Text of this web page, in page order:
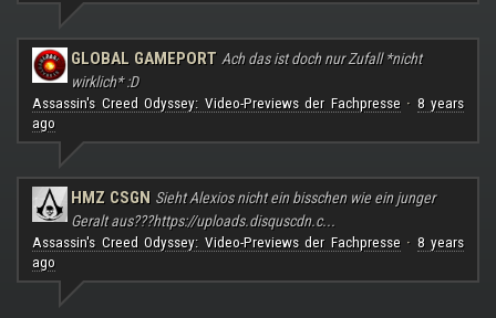
GLOBAL GAMEPORT Ach das ist doch nur Zufall *nicht
wirklich* :D
Assassin's Creed Odyssey: Video-Previews der Fachpresse· 8 years
ago
HMZ CSGN Sieht Alexios nicht ein bisschen wie ein junger
Geralt aus???https://uploads.disquscdn.c...
Assassin's Creed Odyssey: Video-Previews der Fachpresse· 8 years
ago